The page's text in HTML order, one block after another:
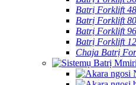
Batrị Forklift
Batrị Forklift
Batrị Forklift
Batrị Forklift
Chaja Batrị